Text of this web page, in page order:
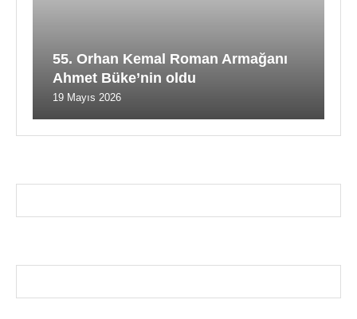
55. Orhan Kemal Roman Armağanı
Ahmet Büke’nin oldu
19 Mayıs 2026